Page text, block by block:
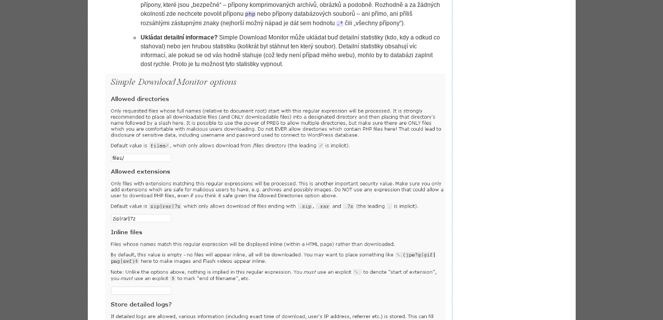
přípony, které jsou „bezpečné“ – přípony komprimovaných archívů, obrázků a podobně. Rozhodně a za žádných
okolností zde nechcete povolit příponu phpnebo přípony databázových souborů – ani přímo, ani příliš
rozsáhlými zástupnými znaky (nejhorší možný nápad je dát sem hodnotu .*čili „všechny přípony“).
Ukládat detailní informace?Simple Download Monitor může ukládat buď detailní statistiky (kdo, kdy a odkud co
stahoval) nebo jen hrubou statistiku (kolikrát byl stáhnut ten který soubor). Detailní statistiky obsahují víc
informací, ale pokud se od vás hodně stahuje (což tedy není případ mého webu), mohlo by to databázi zaplnit
dost rychle. Proto je tu možnost tyto statistiky vypnout.